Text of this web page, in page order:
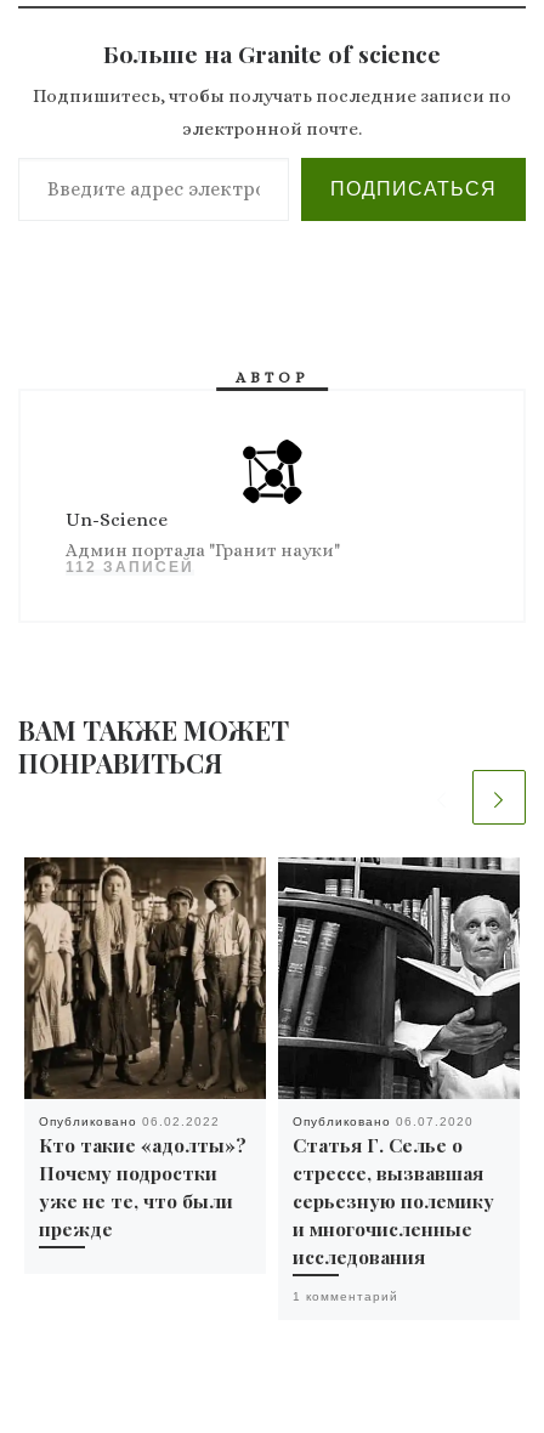
Больше на Granite of science
Подпишитесь, чтобы получать последние записи по
электронной почте.
Введите адрес электронной почты…
ПОДПИСАТЬСЯ
АВТОР
Un-Science
Админ портала "Гранит науки"
112 ЗАПИСЕЙ
ВАМ ТАКЖЕ МОЖЕТ
ПОНРАВИТЬСЯ
Опубликовано 06.02.2022
Кто такие «адолты»?
Почему подростки
уже не те, что были
прежде
Опубликовано 06.07.2020
Статья Г. Селье о
стрессе, вызвавшая
серьезную полемику
и многочисленные
исследования
1 комментарий